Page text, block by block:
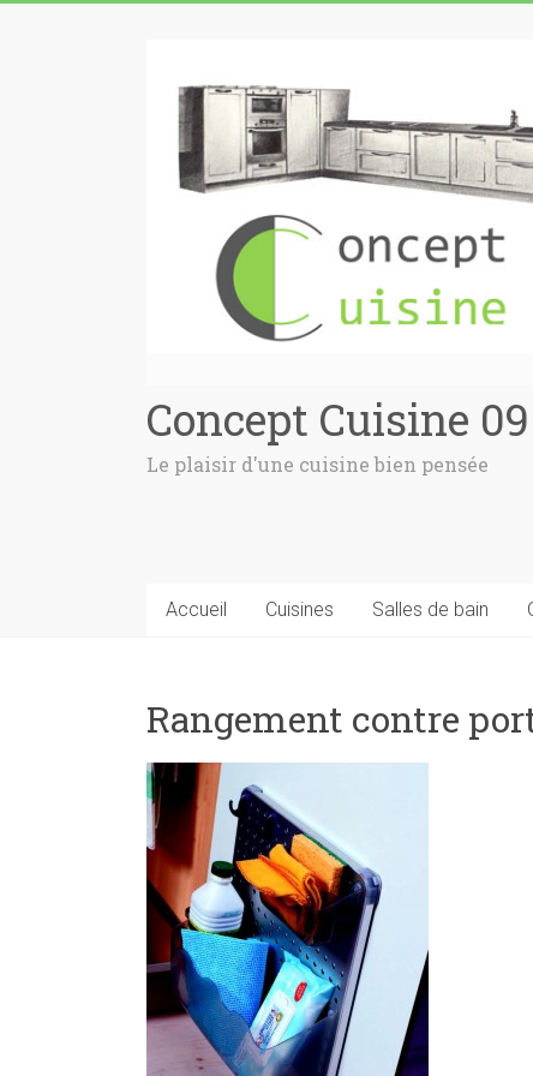
Concept Cuisine 09
Le plaisir d'une cuisine bien pensée
Accueil Cuisines Salles de bain
Rangement contre